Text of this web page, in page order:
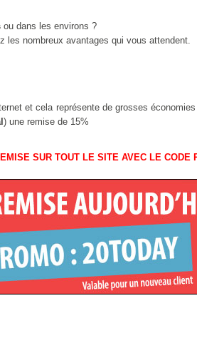
ou dans les environs ?
les nombreux avantages qui vous attendent.
et cela représente de grosses
) une remise de 15%
SUR TOUT LE SITE AVEC LE CODE